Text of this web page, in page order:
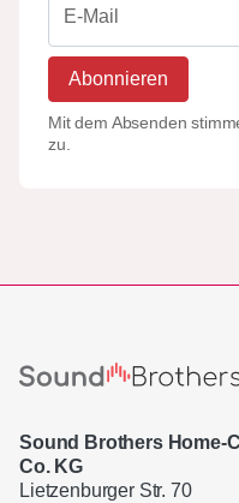
Abonnieren
Mit dem Absenden
zu.
Sound Brothers Home-
Co. KG
Lietzenburger Str. 70